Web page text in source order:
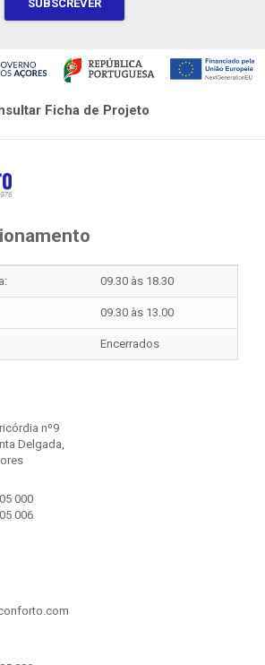
Ficha de Projeto
09.30 às 18.30
09.30 às 13.00
Encerrados
nº9
Delgada,
000
006